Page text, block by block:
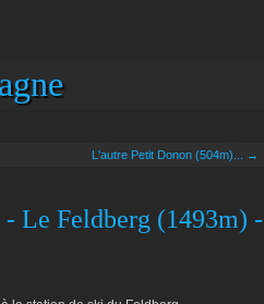
L'autre Petit Donon (504m)... →
Le Feldberg (1493m) -